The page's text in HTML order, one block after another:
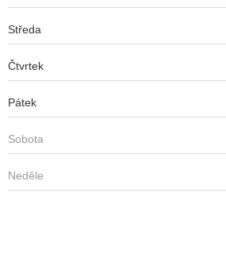
Středa
Čtvrtek
Pátek
Sobota
Neděle